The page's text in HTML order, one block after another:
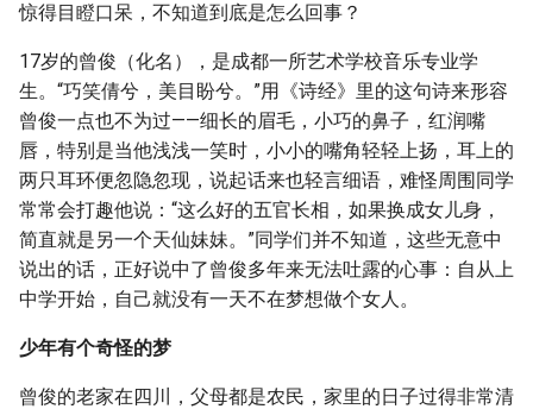
h
惊得目瞪口呆，不知道到底是怎么回事？
17岁的曾俊（化名），是成都一所艺术学校音乐专业学
生。“巧笑倩兮，美目盼兮。”用《诗经》里的这句诗来形容
曾俊一点也不为过——细长的眉毛，小巧的鼻子，红润嘴
唇，特别是当他浅浅一笑时，小小的嘴角轻轻上扬，耳上的
两只耳环便忽隐忽现，说起话来也轻言细语，难怪周围同学
常常会打趣他说：“这么好的五官长相，如果换成女儿身，
简直就是另一个天仙妹妹。”同学们并不知道，这些无意中
说出的话，正好说中了曾俊多年来无法吐露的心事：自从上
中学开始，自己就没有一天不在梦想做个女人。
少年有个奇怪的梦
曾俊的老家在四川，父母都是农民，家里的日子过得非常清